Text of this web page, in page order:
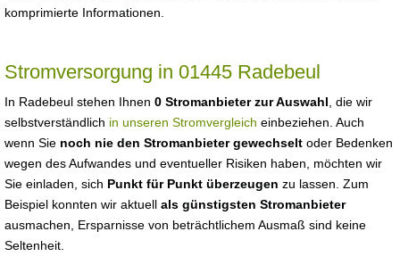
komprimierte Informationen.
Stromversorgung in 01445 Radebeul
In Radebeul stehen Ihnen 0 Stromanbieter zur Auswahl , die wir
selbstverständlich in unseren Stromvergleich einbeziehen. Auch
wenn Sie noch nie den Stromanbieter gewechselt oder Bedenken
wegen des Aufwandes und eventueller Risiken haben, möchten wir
Sie einladen, sich Punkt für Punkt überzeugen zu lassen. Zum
Beispiel konnten wir aktuell als günstigsten Stromanbieter
ausmachen, Ersparnisse von beträchtlichem Ausmaß sind keine
Seltenheit.